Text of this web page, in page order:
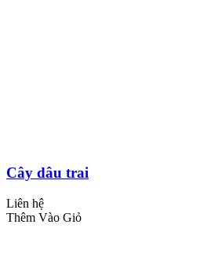
Cây dâu trai
Liên hệ
Thêm Vào Giỏ